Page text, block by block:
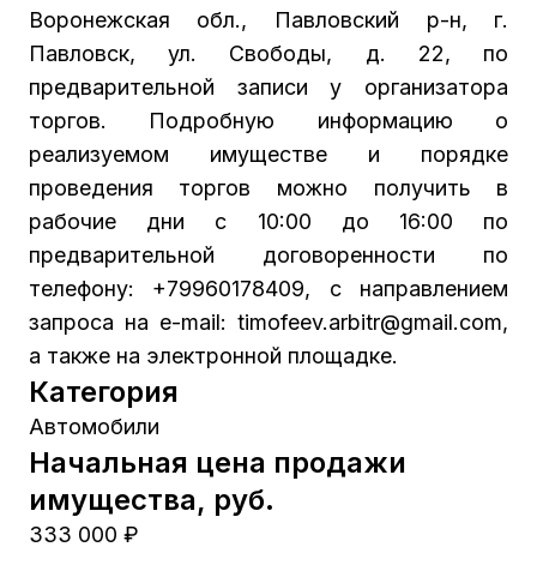
Воронежская обл., Павловский р-н, г.
Павловск, ул. Свободы, д. 22, по
предварительной записи у организатора
торгов. Подробную информацию о
реализуемом имуществе и порядке
проведения торгов можно получить в
рабочие дни с 10:00 до 16:00 по
предварительной договоренности по
телефону: +79960178409, с направлением
запроса на е-mail: timofeev.arbitr@gmail.com,
а также на электронной площадке.
Категория
Автомобили
Начальная цена продажи
имущества, руб.
333 000 ₽